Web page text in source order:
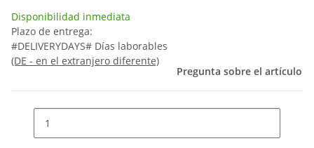
Disponibilidad inmediata
Plazo de entrega:
#DELIVERYDAYS# Días laborables
(DE - en el extranjero diferente)
Pregunta sobre el artículo